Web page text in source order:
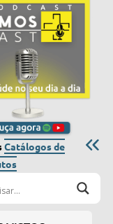
Catálogos de